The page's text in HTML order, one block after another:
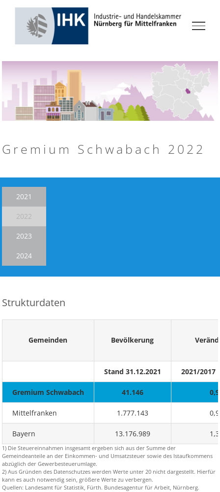
Zum
springen
Gremium Schwabach 2022
2021
2022
2023
2024
Strukturdaten
Gemeinden Bevölkerung
Stand 31.12.2021 2021/2017
Gremium Schwabach 41.146
Mittelfranken 1.777.143
Bayern 13.176.989
1) Die Steuereinnahmen insgesamt ergeben sich aus der Summe der
Gemeindeanteile an der Einkommen- und Umsatzsteuer sowie des Istaufkommens
abzüglich der Gewerbesteuerumlage.
2) Aus Gründen des Datenschutzes werden Werte unter 20 nicht dargestellt. Hierfür
kann es auch notwendig sein, größere Werte zu verbergen.
Quellen: Landesamt für Statistik, Fürth. Bundesagentur für Arbeit, Nürnberg.